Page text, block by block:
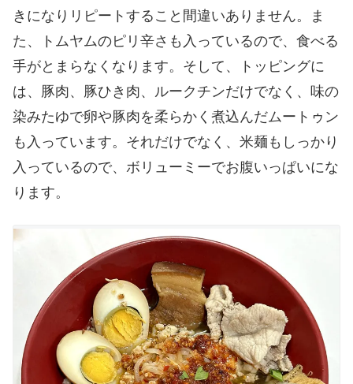
きになりリピートすること間違いありません。ま
た、トムヤムのピリ辛さも入っているので、食べる
手がとまらなくなります。そして、トッピングに
は、豚肉、豚ひき肉、ルークチンだけでなく、味の
染みたゆで卵や豚肉を柔らかく煮込んだムートゥン
も入っています。それだけでなく、米麺もしっかり
入っているので、ボリューミーでお腹いっぱいにな
ります。